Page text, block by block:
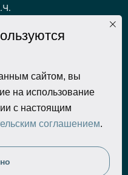
для лиц старше 16 лет.
на сайте,
законодательством
Любое использование
возможно только
«Крылья») и при строгом
ресурсов –
сайтом, вы
на использование
с настоящим
соглашением.